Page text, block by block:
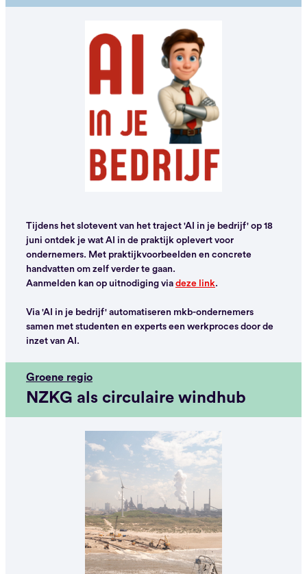
Tijdens het slotevent van het traject 'AI in je bedrijf' op 18
juni ontdek je wat AI in de praktijk oplevert voor
ondernemers. Met praktijkvoorbeelden en concrete
handvatten om zelf verder te gaan.
Aanmelden kan op uitnodiging via deze link.
Via 'AI in je bedrijf' automatiseren mkb-ondernemers
samen met studenten en experts een werkproces door de
inzet van AI.
Groene regio
NZKG als circulaire windhub